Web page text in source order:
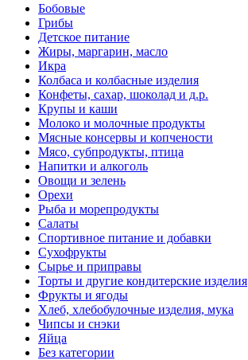
Бобовые
Грибы
Детское питание
Жиры, маргарин, масло
Икра
Колбаса и колбасные изделия
Конфеты, сахар, шоколад и д.р.
Крупы и каши
Молоко и молочные продукты
Мясные консервы и копчености
Мясо, субпродукты, птица
Напитки и алкоголь
Овощи и зелень
Орехи
Рыба и морепродукты
Салаты
Спортивное питание и добавки
Сухофрукты
Сырье и приправы
Торты и другие кондитерские изделия
Фрукты и ягоды
Хлеб, хлебобулочные изделия, мука
Чипсы и снэки
Яйца
Без категории